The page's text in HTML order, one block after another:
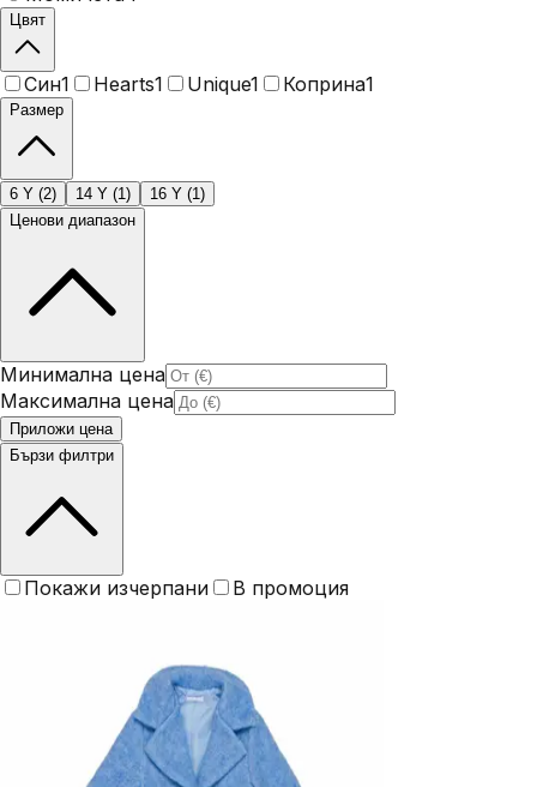
Цвят
Син1 Hearts1 Unique1 Коприна1
Размер
6 Y (2) 14 Y (1) 16 Y (1)
Ценови диапазон
Минимална цена
Максимална цена
Приложи цена
Бързи филтри
Покажи изчерпани В промоция